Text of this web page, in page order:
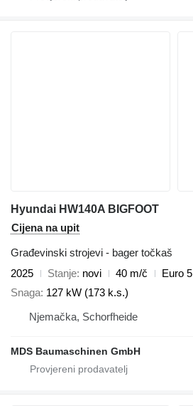
Hyundai HW140A BIGFOOT
Cijena na upit
Građevinski strojevi - bager točkaš
2025
Stanje novi 40 m/č
Euro 5
Snaga 127 kW (173 k.s.)
Njemačka, Schorfheide
MDS Baumaschinen GmbH